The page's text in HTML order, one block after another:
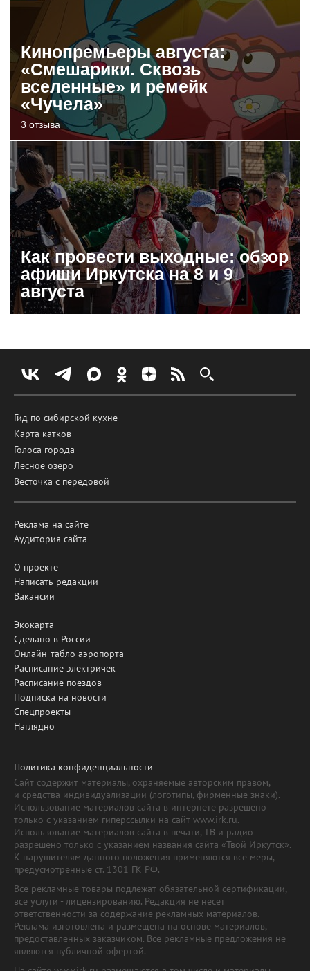
Кинопремьеры августа:
«Смешарики. Сквозь
вселенные» и ремейк
«Чучела»
3 отзыва
Как провести выходные: обзор
афиши Иркутска на 8 и 9
августа
Гид по сибирской кухне
Карта катков
Голоса города
Лесное озеро
Весточка с передовой
Реклама на сайте
Аудитория сайта
О проекте
Написать редакции
Вакансии
Экокарта
Сделано в России
Онлайн-табло аэропорта
Расписание электричек
Расписание поездов
Подписка на новости
Спецпроекты
Наглядно
Политика конфиденциальности
Сайт содержит материалы, охраняемые авторским правом,
и средства индивидуализации (логотипы, фирменные знаки).
Использование материалов сайта в интернете разрешено
только с указанием гиперссылки на сайт www.irk.ru.
Использование материалов сайта в печати, ТВ и радио
разрешено только с указанием названия сайта «Твой Иркутск».
К нарушителям данного положения применяются все меры,
предусмотренные ст. 1301 ГК РФ.
Все рекламные товары подлежат обязательной сертификации,
все услуги - лицензированию. Редакция не несет
ответственности за содержание рекламных материалов.
Реклама изготовлена и размещена на основе материалов,
предоставленных заказчиком. Все рекламные предложения не
являются публичной офертой.